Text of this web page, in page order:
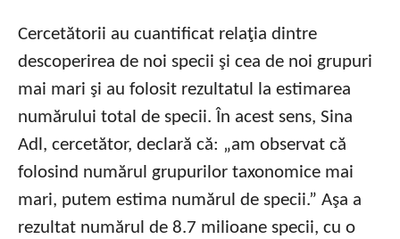
Cercetătorii au cuantificat relaţia dintre
descoperirea de noi specii şi cea de noi grupuri
mai mari şi au folosit rezultatul la estimarea
numărului total de specii. În acest sens, Sina
Adl, cercetător, declară că: „am observat că
folosind numărul grupurilor taxonomice mai
mari, putem estima numărul de specii.” Aşa a
rezultat numărul de 8.7 milioane specii, cu o